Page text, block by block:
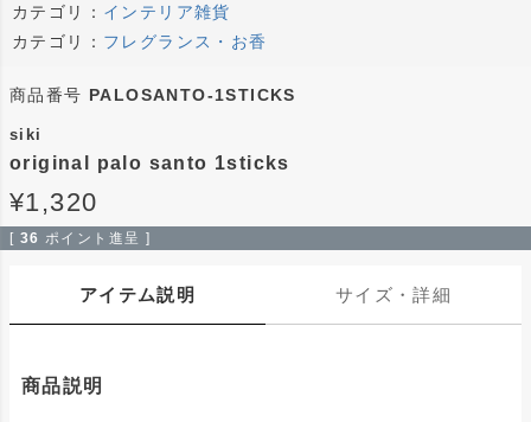
カテゴリ： インテリア雑貨
カテゴリ： フレグランス・お香
商品番号 PALOSANTO-1STICKS
siki
original palo santo 1sticks
¥1,320
[ 36 ポイント進呈 ]
アイテム説明 サイズ・詳細
商品説明